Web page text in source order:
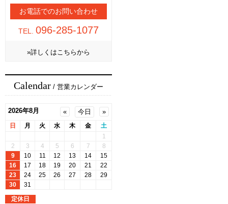
お電話でのお問い合わせ
TEL. 096-285-1077
»詳しくはこちらから
Calendar / 営業カレンダー